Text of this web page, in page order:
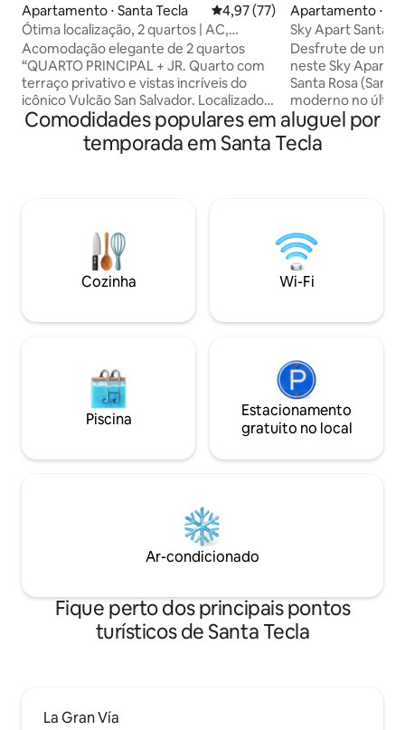
Apartamento ⋅ Santa Tecla 4,97 de uma avaliação média
4,97 (77)
Ótima localização, 2 quartos | AC,
terraço privativo e estacionamento!
Acomodação elegante de 2 quartos
“QUARTO PRINCIPAL + JR. Quarto com
terraço privativo e vistas incríveis do
icônico Vulcão San Salvador. Localizado
com acesso rápido ao centro da cidade,
Surf City e Santa Tecla, seu "Ponto
Perfeito" para atividades de um dia em
negócios e trabalhadores remotos.
Desfrute de um ambiente tranquilo com
tudo o que você precisa para se sentir
em casa enquanto descobre o melhor
Apartamento ⋅
Sky Apart Santa
Desfrute de uma
neste Sky
Santa Rosa
moderno no
desconectar e
cidade e das
terraço privativo,
semana,
projetada para
tranquilidade
seja curta ou
Comodidades populares em aluguel por
temporada em Santa Tecla
Cozinha Wi-Fi
Piscina
Estacionamento
gratuito no local
Ar-condicionado
Fique perto dos principais pontos
turísticos de Santa Tecla
La Gran Vía